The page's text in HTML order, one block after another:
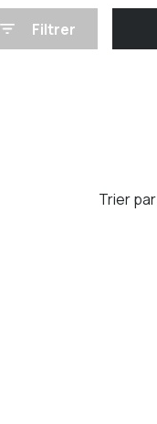
Filtrer
Trier par